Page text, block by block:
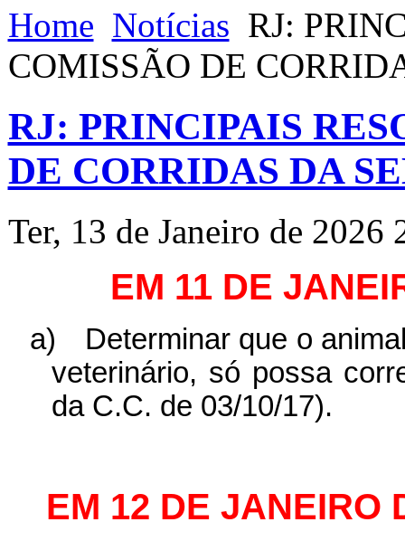
Home Notícias RJ:
COMISSÃO DE
RJ: PRINCIPAIS
DE CORRIDAS DA
Ter, 13 de Janeiro de 2026
EM 11 DE
a)
Determinar que o
veterinário, só possa
da C.C. de 03/10/17).
EM 12 DE JANEIRO